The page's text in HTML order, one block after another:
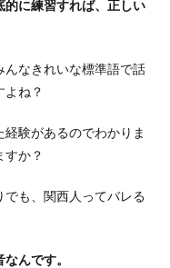
的に練習すれば、正しい
んなきれいな標準語で話
よね？
験があるのでわかりま
か？
も、関西人ってバレる
んです。